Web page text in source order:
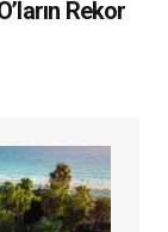
Rekor